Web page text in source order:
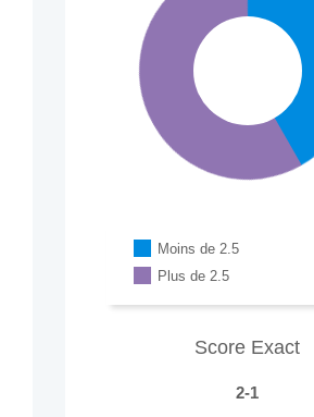
Moins de 2.5
Plus de 2.5
Score Exact
2-1